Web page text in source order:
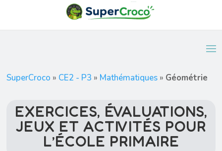
SuperCroco » CE2 - P3 » Mathématiques » Géométrie
EXERCICES, ÉVALUATIONS,
JEUX ET ACTIVITÉS POUR
L’ÉCOLE PRIMAIRE